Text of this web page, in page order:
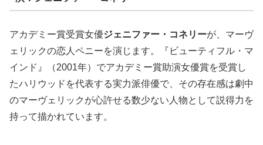
アカデミー賞受賞女優ジェニファー・コネリーが、マーヴ
ェリックの恋人ペニーを演じます。『ビューティフル・マ
インド』（2001年）でアカデミー賞助演女優賞を受賞し
たハリウッドを代表する実力派俳優で、その存在感は劇中
のマーヴェリックが心許せる数少ない人物として説得力を
持って描かれています。